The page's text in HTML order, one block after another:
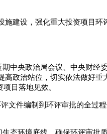
建设，强化重大投资项目环
中央政治局会议、中央财经
政治站位，切实依法做好重
目落地见效。
文件编制到环评审批的全过